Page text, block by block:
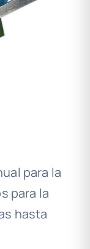
para la
para la
hasta